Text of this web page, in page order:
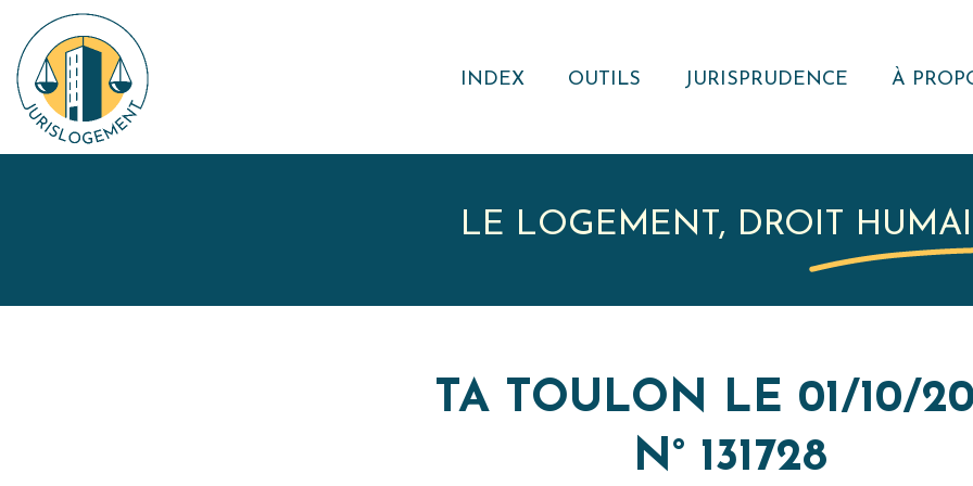
INDEX OUTILS
RECUEIL DE
RESSOURCE
EXTERNE
JURISPRUDENCE
JURISPRUDENTIELLE
À
NOUS ?
LE LOGEMENT, DROIT
TA TOULON LE 01/10/
N° 131728